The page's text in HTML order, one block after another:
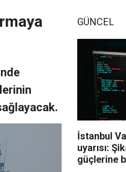
GÜNCEL
İstanbul
uyarısı:
güçlerine